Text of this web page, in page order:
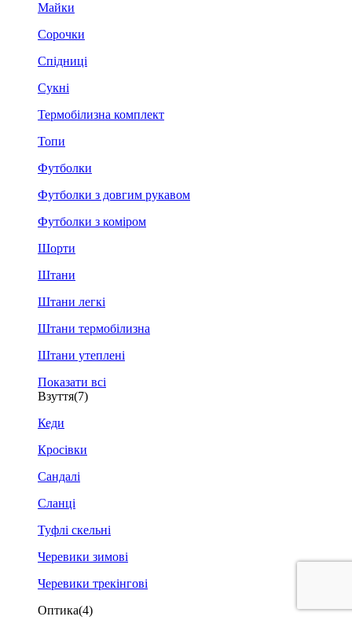
Майки
Сорочки
Спідниці
Сукні
Термобілизна комплект
Топи
Футболки
Футболки з довгим рукавом
Футболки з коміром
Шорти
Штани
Штани легкі
Штани термобілизна
Штани утеплені
Показати всі
Взуття(7)
Кеди
Кросівки
Сандалі
Сланці
Туфлі скельні
Черевики зимові
Черевики трекінгові
Оптика(4)